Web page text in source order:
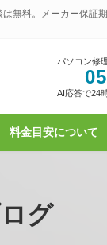
無料。メーカー保証
パソコン修
AI応答で24
料金目安について
グ